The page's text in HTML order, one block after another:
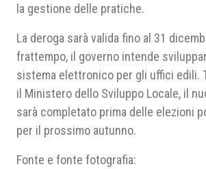
la gestione delle pratiche.
La deroga sarà valida fino al 31
frattempo, il governo intende
sistema elettronico per gli uffici edili.
il Ministero dello Sviluppo Locale, il
sarà completato prima delle elezioni
per il prossimo autunno.
Fonte e fonte fotografia: